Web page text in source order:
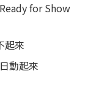
for Show
起來
動起來